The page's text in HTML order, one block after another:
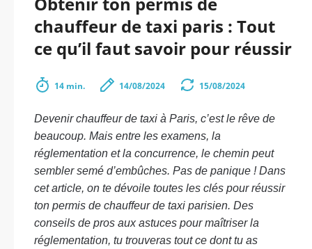
chauffeur de taxi paris : Tout
ce qu’il faut savoir pour réussir
14 min. 14/08/2024 15/08/2024
Devenir chauffeur de taxi à Paris, c’est le rêve de
beaucoup. Mais entre les examens, la
réglementation et la concurrence, le chemin peut
sembler semé d’embûches. Pas de panique ! Dans
cet article, on te dévoile toutes les clés pour réussir
ton permis de chauffeur de taxi parisien. Des
conseils de pros aux astuces pour maîtriser la
réglementation, tu trouveras tout ce dont tu as